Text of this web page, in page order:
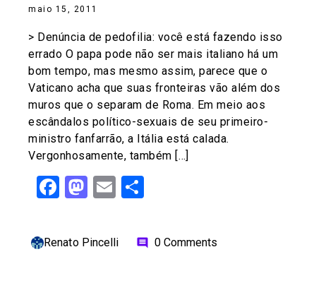
maio 15, 2011
> Denúncia de pedofilia: você está fazendo isso
errado O papa pode não ser mais italiano há um
bom tempo, mas mesmo assim, parece que o
Vaticano acha que suas fronteiras vão além dos
muros que o separam de Roma. Em meio aos
escândalos político-sexuais de seu primeiro-
ministro fanfarrão, a Itália está calada.
Vergonhosamente, também […]
Facebook
Mastodon
Email
Renato Pincelli comment 0 Comments